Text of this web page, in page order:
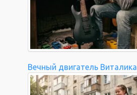
Вечный двигатель Виталика